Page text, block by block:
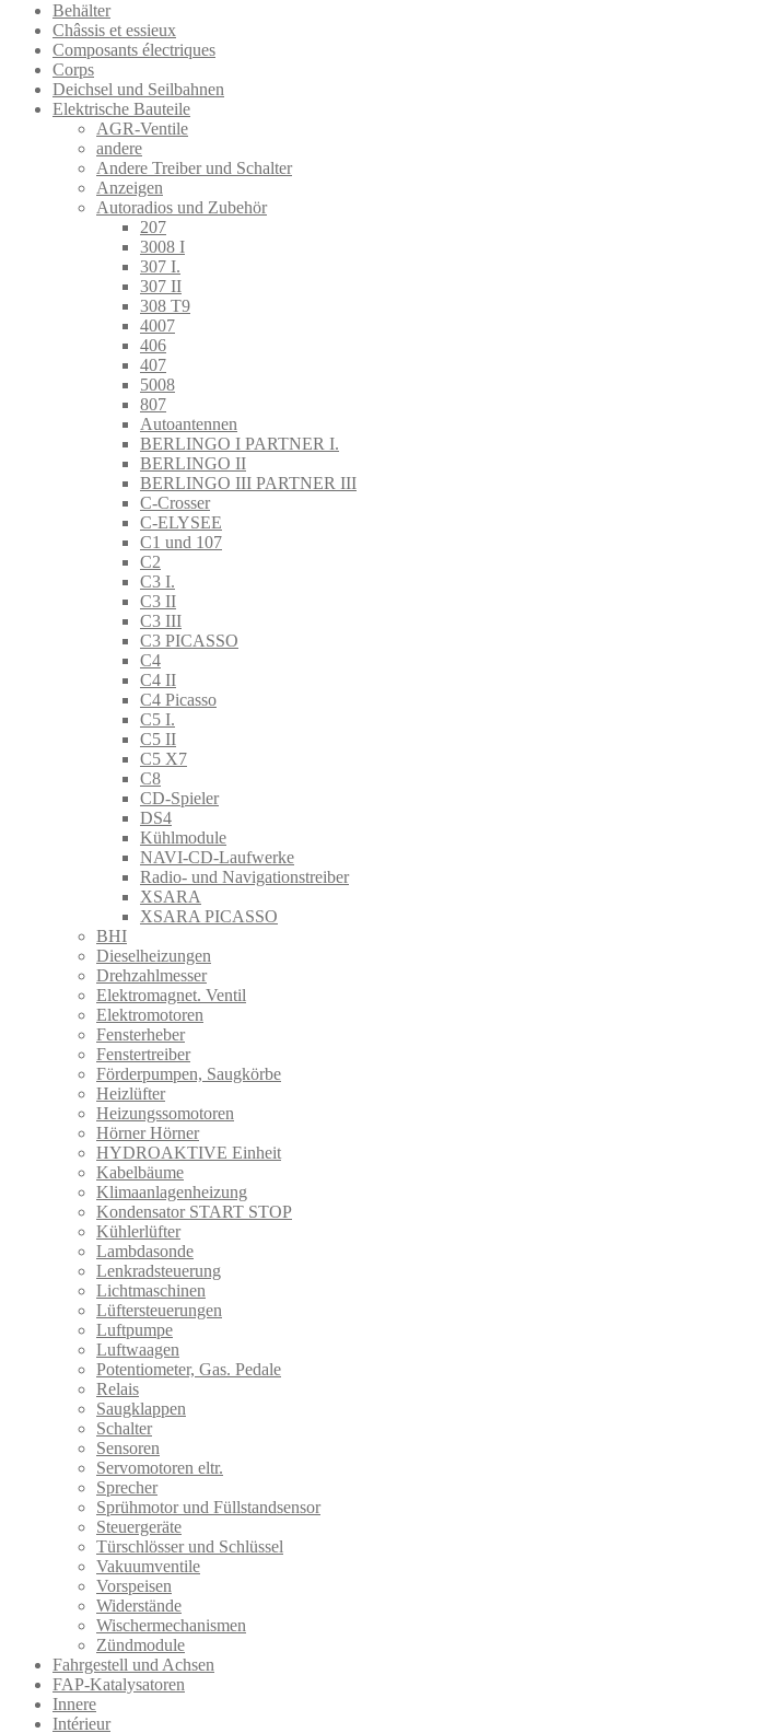
Behälter
Châssis et essieux
Composants électriques
Corps
Deichsel und Seilbahnen
Elektrische Bauteile
AGR-Ventile
andere
Andere Treiber und Schalter
Anzeigen
Autoradios und Zubehör
207
3008 I
307 I.
307 II
308 T9
4007
406
407
5008
807
Autoantennen
BERLINGO I PARTNER I.
BERLINGO II
BERLINGO III PARTNER III
C-Crosser
C-ELYSEE
C1 und 107
C2
C3 I.
C3 II
C3 III
C3 PICASSO
C4
C4 II
C4 Picasso
C5 I.
C5 II
C5 X7
C8
CD-Spieler
DS4
Kühlmodule
NAVI-CD-Laufwerke
Radio- und Navigationstreiber
XSARA
XSARA PICASSO
BHI
Dieselheizungen
Drehzahlmesser
Elektromagnet. Ventil
Elektromotoren
Fensterheber
Fenstertreiber
Förderpumpen, Saugkörbe
Heizlüfter
Heizungssomotoren
Hörner Hörner
HYDROAKTIVE Einheit
Kabelbäume
Klimaanlagenheizung
Kondensator START STOP
Kühlerlüfter
Lambdasonde
Lenkradsteuerung
Lichtmaschinen
Lüftersteuerungen
Luftpumpe
Luftwaagen
Potentiometer, Gas. Pedale
Relais
Saugklappen
Schalter
Sensoren
Servomotoren eltr.
Sprecher
Sprühmotor und Füllstandsensor
Steuergeräte
Türschlösser und Schlüssel
Vakuumventile
Vorspeisen
Widerstände
Wischermechanismen
Zündmodule
Fahrgestell und Achsen
FAP-Katalysatoren
Innere
Intérieur